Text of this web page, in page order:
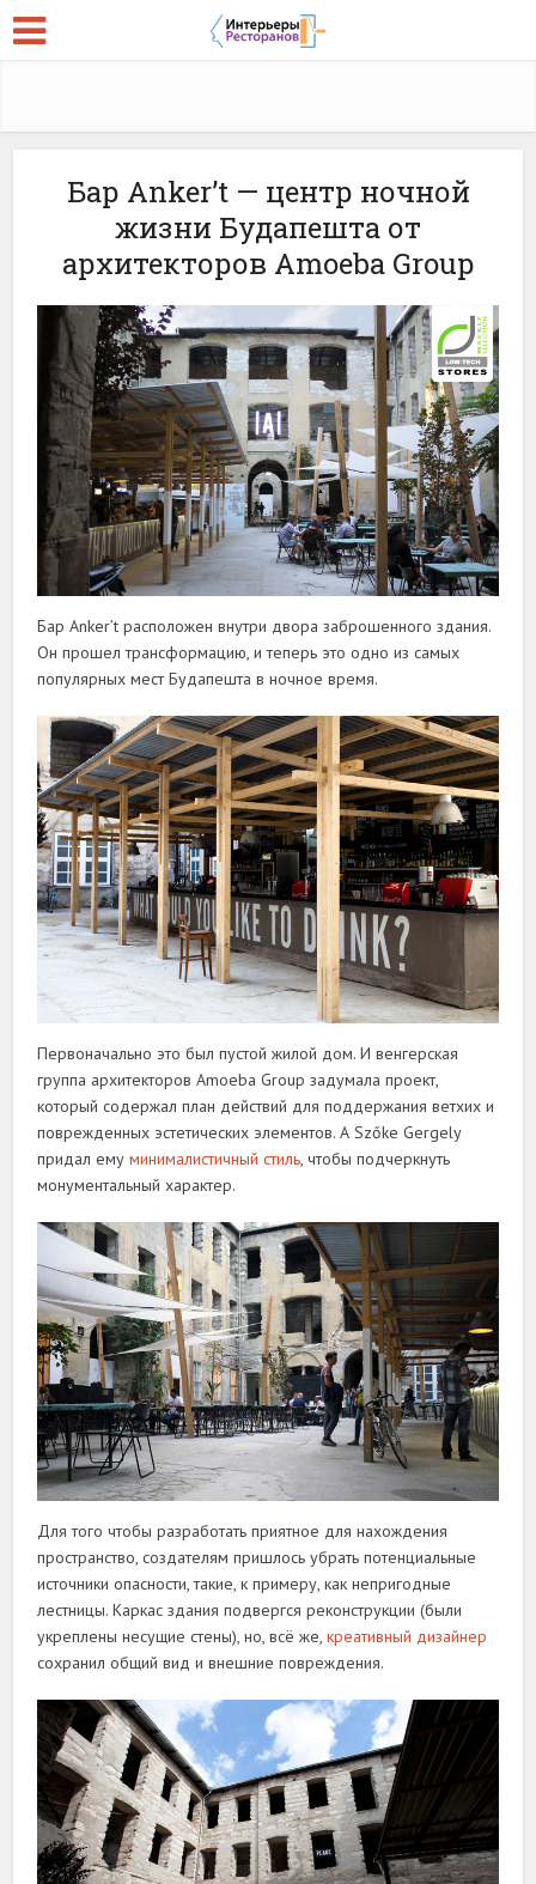
Бар Anker’t — центр ночной
жизни Будапешта от
архитекторов Amoeba Group
Бар Anker’t расположен внутри двора заброшенного здания.
Он прошел трансформацию, и теперь это одно из самых
популярных мест Будапешта в ночное время.
Первоначально это был пустой жилой дом. И венгерская
группа архитекторов Amoeba Group задумала проект,
который содержал план действий для поддержания ветхих и
поврежденных эстетических элементов. А Szőke Gergely
придал емуминималистичный стиль, чтобы подчеркнуть
монументальный характер.
Для того чтобы разработать приятное для нахождения
пространство, создателям пришлось убрать потенциальные
источники опасности, такие, к примеру, как непригодные
лестницы. Каркас здания подвергся реконструкции (были
укреплены несущие стены), но, всё же,креативный дизайнер
сохранил общий вид и внешние повреждения.